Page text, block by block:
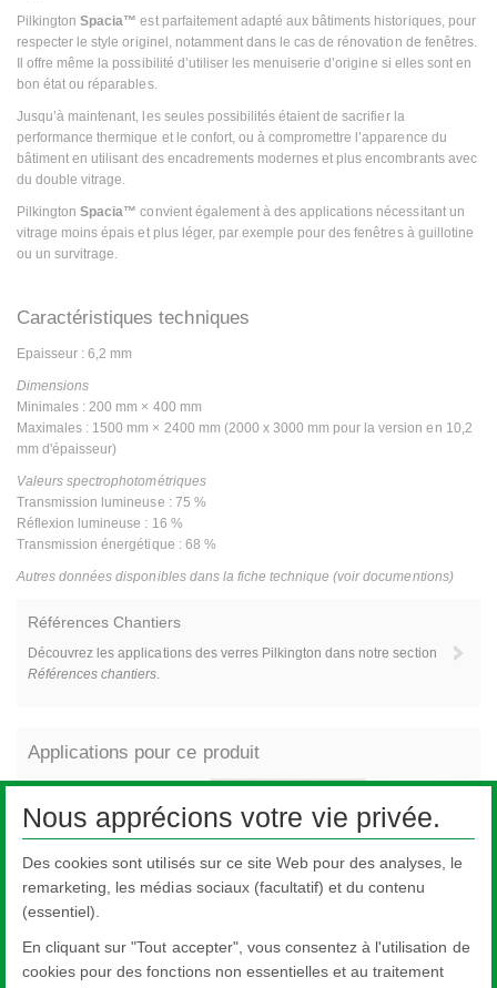
PilkingtonSpacia™ est parfaitement adapté aux bâtiments historiques, pour
respecter le style originel, notamment dans le cas de rénovation de fenêtres.
Il offre même la possibilité d’utiliser les menuiserie d’origine si elles sont en
bon état ou réparables.
Jusqu’à maintenant, les seules possibilités étaient de sacrifier la
performance thermique et le confort, ou à compromettre l’apparence du
bâtiment en utilisant des encadrements modernes et plus encombrants avec
du double vitrage.
PilkingtonSpacia™ convient également à des applications nécessitant un
vitrage moins épais et plus léger, par exemple pour des fenêtres à guillotine
ou un survitrage.
Caractéristiques techniques
Epaisseur : 6,2 mm
Dimensions
Minimales : 200 mm × 400 mm
Maximales : 1500 mm × 2400 mm (2000 x 3000 mm pour la version en 10,2
mm d'épaisseur)
Valeurs spectrophotométriques
Transmission lumineuse : 75 %
Réflexion lumineuse : 16 %
Transmission énergétique : 68 %
Autres données disponibles dans la fiche technique (voir documentions)
Références Chantiers
Découvrez les applications des verres Pilkington dans notre section
Références chantiers
Applications pour ce produit
Nous apprécions votre vie privée.
Des cookies sont utilisés sur ce site Web pour des analyses, le
remarketing, les médias sociaux (facultatif) et du contenu
(essentiel).
En cliquant sur "Tout accepter", vous consentez à l'utilisation de
cookies pour des fonctions non essentielles et au traitement